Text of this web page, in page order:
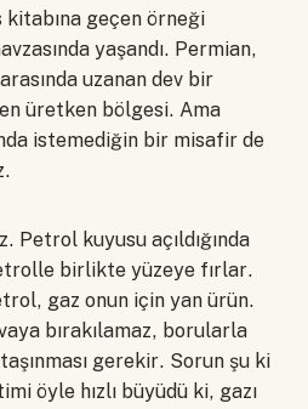
kitabına geçen örneği
yaşandı. Permian,
uzanan dev bir
üretken bölgesi. Ama
istemediğin bir misafir de
Petrol kuyusu açıldığında
birlikte yüzeye fırlar.
gaz onun için yan ürün.
bırakılamaz, borularla
gerekir. Sorun şu ki
öyle hızlı büyüdü ki, gazı